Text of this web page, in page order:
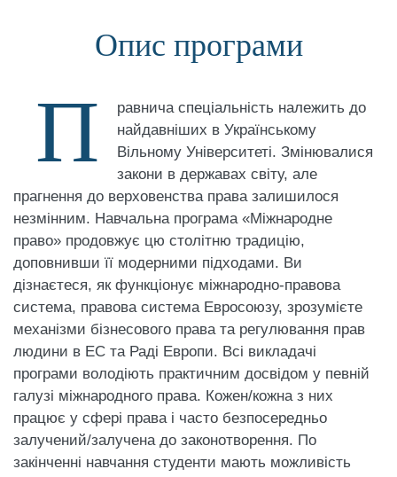
Опис програми
П
равнича спеціальність належить до
найдавніших в Українському
Вільному Університеті. Змінювалися
закони в державах світу, але
прагнення до верховенства права залишилося
незмінним. Навчальна програма «Міжнародне
право» продовжує цю столітню традицію,
доповнивши її модерними підходами. Ви
дізнаєтеся, як функціонує міжнародно-правова
система, правова система Евросоюзу, зрозумієте
механізми бізнесового права та регулювання прав
людини в ЕС та Раді Европи. Всі викладачі
програми володіють практичним досвідом у певній
галузі міжнародного права. Кожен/кожна з них
працює у сфері права і часто безпосередньо
залучений/залучена до законотворення. По
закінченні навчання студенти мають можливість